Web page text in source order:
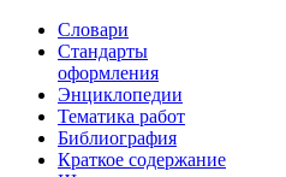
Словари
Стандарты
оформления
Энциклопедии
Тематика работ
Библиография
Краткое содержание